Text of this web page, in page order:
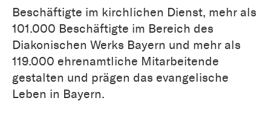
Beschäftigte im kirchlichen Dienst, mehr als
101.000 Beschäftigte im Bereich des
Diakonischen Werks Bayern und mehr als
119.000 ehrenamtliche Mitarbeitende
gestalten und prägen das evangelische
Leben in Bayern.